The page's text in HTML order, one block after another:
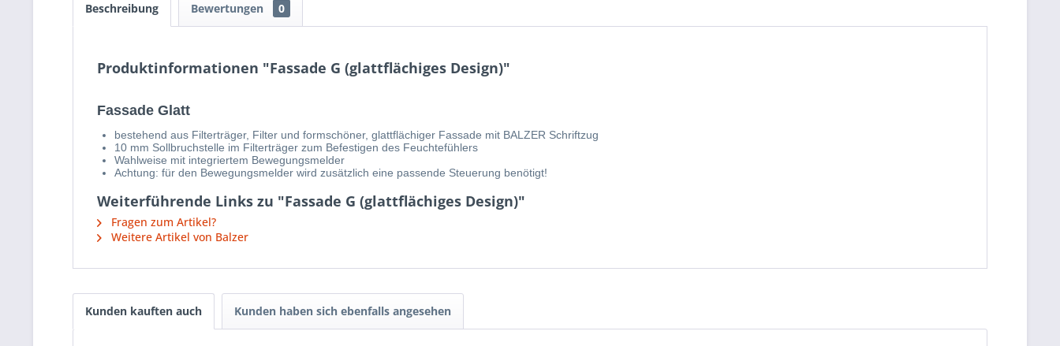
Beschreibung Bewertungen 0
Produktinformationen "Fassade G (glattflächiges Design)"
Fassade Glatt
bestehend aus Filterträger, Filter und formschöner, glattflächiger Fassade mit BALZER Schriftzug
10 mm Sollbruchstelle im Filterträger zum Befestigen des Feuchtefühlers
Wahlweise mit integriertem Bewegungsmelder
Achtung: für den Bewegungsmelder wird zusätzlich eine passende Steuerung benötigt!
Weiterführende Links zu "Fassade G (glattflächiges Design)"
Fragen zum Artikel?
Weitere Artikel von Balzer
Kunden kauften auch Kunden haben sich ebenfalls angesehen